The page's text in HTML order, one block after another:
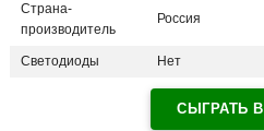
Страна-
производитель
Россия
Светодиоды Нет
СЫГРАТЬ